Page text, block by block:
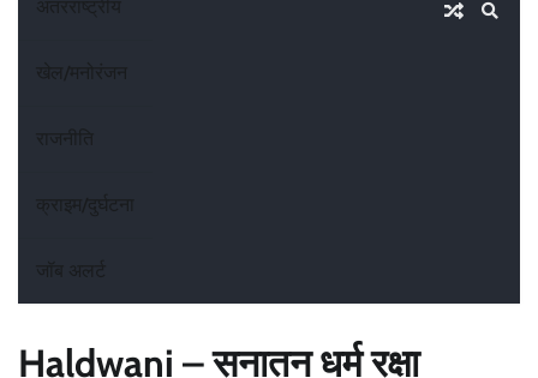
अंतरराष्ट्रीय
खेल/मनोरंजन
राजनीति
क्राइम/दुर्घटना
जॉब अलर्ट
Haldwani – सनातन धर्म रक्षा